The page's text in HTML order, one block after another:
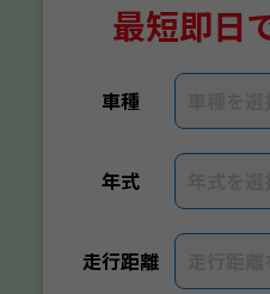
最短即日
車種
年式
走行距離